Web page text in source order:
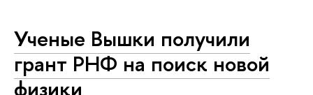
Ученые Вышки получили
грант РНФ на поиск новой
физики